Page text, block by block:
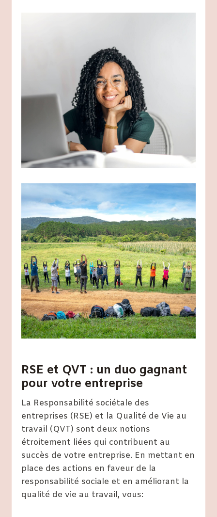
RSE et QVT : un duo gagnant
pour votre entreprise
La Responsabilité sociétale des
entreprises (RSE) et la Qualité de Vie au
travail (QVT) sont deux notions
étroitement liées qui contribuent au
succès de votre entreprise. En mettant en
place des actions en faveur de la
responsabilité sociale et en améliorant la
qualité de vie au travail, vous: